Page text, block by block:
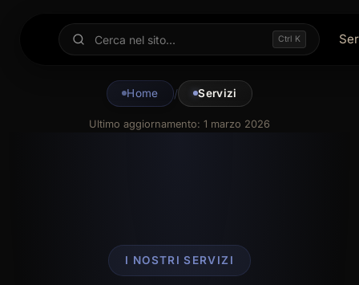
Ctrl K
Home / Servizi
Ultimo aggiornamento: 1 marzo 2026
I NOSTRI SERVIZI